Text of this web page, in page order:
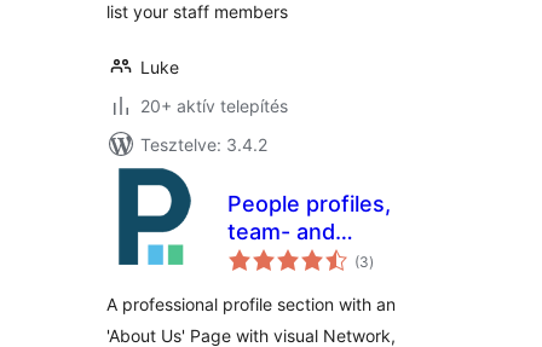
list your staff members
Luke
20+ aktív telepítés
Tesztelve: 3.4.2
People profiles,
team- and
company pages
(3értékelés
összesen
)
A professional profile section with an
'About Us' Page with visual Network,